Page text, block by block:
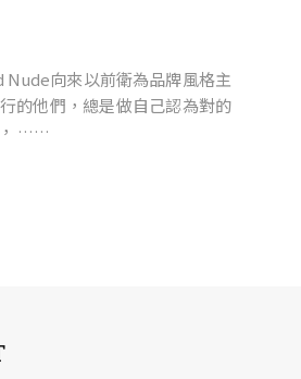
向來以前衛為品牌風格主
的他們，總是做自己認為對的
， ……